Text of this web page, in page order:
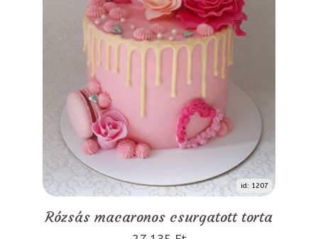
id: 1207
Rózsás macaronos csurgatott torta